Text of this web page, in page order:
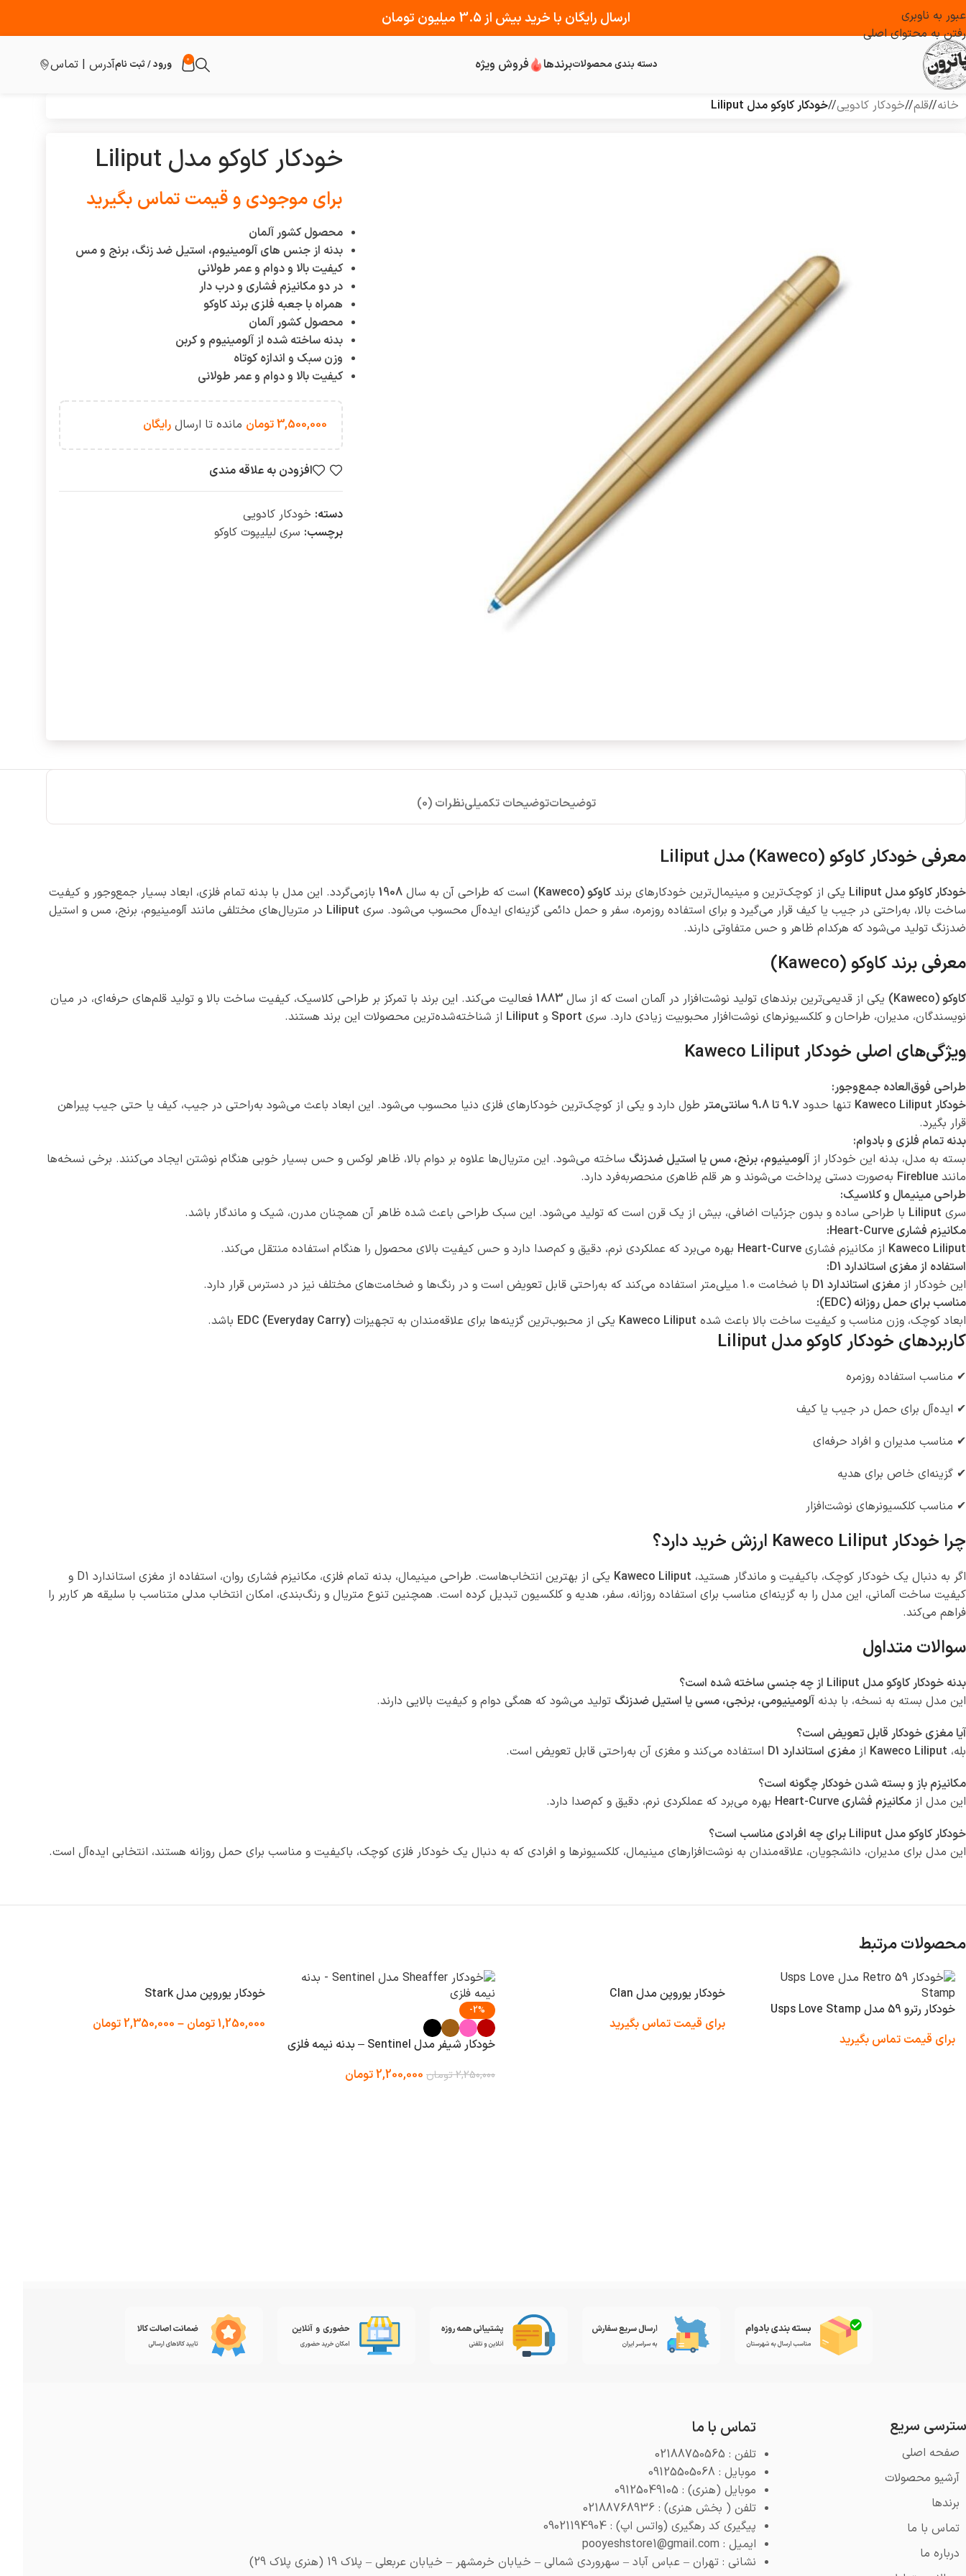
عبور به ناوبری
رفتن به محتوای اصلی
ارسال رایگان با خرید بیش از 3.5 میلیون تومان
دسته بندی محصولاتبرندها فروش ویژه 0 ورود / ثبت نامآدرس | تماس
خانه/ قلم/ خودکار کادویی/ خودکار کاوکو مدل Liliput
خودکار کاوکو مدل Liliput
برای موجودی و قیمت تماس بگیرید
محصول کشور آلمان
بدنه از جنس های آلومینیوم، استیل ضد زنگ، برنج و مس
کیفیت بالا و دوام و عمر طولانی
در دو مکانیزم فشاری و درب دار
همراه با جعبه فلزی برند کاوکو
محصول کشور آلمان
بدنه ساخته شده از آلومینیوم و کربن
وزن سبک و اندازه کوتاه
کیفیت بالا و دوام و عمر طولانی
3,500,000تومان مانده تا ارسالرایگان
افزودن به علاقه مندی
دسته: خودکار کادویی
برچسب: سری لیلیپوت کاوکو
توضیحاتتوضیحات تکمیلینظرات (0)
معرفی خودکار کاوکو (Kaweco) مدل Liliput
خودکار کاوکو مدل Liliput یکی از کوچک‌ترین و مینیمال‌ترین خودکارهای برندکاوکو (Kaweco) است که طراحی آن به سال 1908 بازمی‌گردد. این مدل با بدنه تمام فلزی، ابعاد بسیار جمع‌وجور و کیفیت
ساخت بالا، به‌راحتی در جیب یا کیف قرار می‌گیرد و برای استفاده روزمره، سفر و حمل دائمی گزینه‌ای ایده‌آل محسوب می‌شود. سری Liliput در متریال‌های مختلفی مانند آلومینیوم، برنج، مس و استیل
ضدزنگ تولید می‌شود که هرکدام ظاهر و حس متفاوتی دارند.
معرفی برند کاوکو (Kaweco)
کاوکو (Kaweco) یکی از قدیمی‌ترین برندهای تولید نوشت‌افزار در آلمان است که از سال 1883 فعالیت می‌کند. این برند با تمرکز بر طراحی کلاسیک، کیفیت ساخت بالا و تولید قلم‌های حرفه‌ای، در میان
نویسندگان، مدیران، طراحان و کلکسیونرهای نوشت‌افزار محبوبیت زیادی دارد. سری Sport و Liliput از شناخته‌شده‌ترین محصولات این برند هستند.
ویژگی‌های اصلی خودکار Kaweco Liliput
طراحی فوق‌العاده جمع‌وجور:
خودکار Kaweco Liliput
تنها حدود 9.7 تا 9.8 سانتی‌متر
طول دارد و یکی از کوچک‌ترین خودکارهای فلزی دنیا محسوب می‌شود. این ابعاد باعث می‌شود به‌راحتی در جیب، کیف یا حتی جیب پیراهن
قرار بگیرد.
بدنه تمام فلزی و بادوام:
بسته به مدل، بدنه این خودکار از آلومینیوم، برنج، مس یا استیل ضدزنگ ساخته می‌شود. این متریال‌ها علاوه بر دوام بالا، ظاهر لوکس و حس بسیار خوبی هنگام نوشتن ایجاد می‌کنند. برخی نسخه‌ها
مانند Fireblue به‌صورت دستی پرداخت می‌شوند و هر قلم ظاهری منحصربه‌فرد دارد.
طراحی مینیمال و کلاسیک:
سری Liliput با طراحی ساده و بدون جزئیات اضافی، بیش از یک قرن است که تولید می‌شود. این سبک طراحی باعث شده ظاهر آن همچنان مدرن، شیک و ماندگار باشد.
مکانیزم فشاری Heart-Curve:
Kaweco Liliput از مکانیزم فشاری Heart-Curve بهره می‌برد که عملکردی نرم، دقیق و کم‌صدا دارد و حس کیفیت بالای محصول را هنگام استفاده منتقل می‌کند.
استفاده از مغزی استاندارد D1:
این خودکار از مغزی استاندارد D1
با ضخامت 1.0 میلی‌متر استفاده می‌کند که به‌راحتی قابل تعویض است و در رنگ‌ها و ضخامت‌های مختلف نیز در دسترس قرار دارد.
مناسب برای حمل روزانه (EDC):
ابعاد کوچک، وزن مناسب و کیفیت ساخت بالا باعث شده Kaweco Liliput یکی از محبوب‌ترین گزینه‌ها برای علاقه‌مندان به تجهیزات EDC (Everyday Carry) باشد.
کاربردهای خودکار کاوکو مدل Liliput
✔ مناسب استفاده روزمره
✔ ایده‌آل برای حمل در جیب یا کیف
✔ مناسب مدیران و افراد حرفه‌ای
✔ گزینه‌ای خاص برای هدیه
✔ مناسب کلکسیونرهای نوشت‌افزار
چرا خودکار Kaweco Liliput ارزش خرید دارد؟
اگر به دنبال یک خودکار کوچک، باکیفیت و ماندگار هستید، Kaweco Liliput
یکی از بهترین انتخاب‌هاست. طراحی مینیمال، بدنه تمام فلزی، مکانیزم فشاری روان، استفاده از مغزی استاندارد D1 و
کیفیت ساخت آلمانی، این مدل را به گزینه‌ای مناسب برای استفاده روزانه، سفر، هدیه و کلکسیون تبدیل کرده است. همچنین تنوع متریال و رنگ‌بندی، امکان انتخاب مدلی متناسب با سلیقه هر کاربر را
فراهم می‌کند.
سوالات متداول
بدنه خودکار کاوکو مدل Liliput از چه جنسی ساخته شده است؟
این مدل بسته به نسخه، با بدنه آلومینیومی، برنجی، مسی یا استیل ضدزنگ تولید می‌شود که همگی دوام و کیفیت بالایی دارند.
آیا مغزی خودکار قابل تعویض است؟
بله، Kaweco Liliput از مغزی استاندارد D1
استفاده می‌کند و مغزی آن به‌راحتی قابل تعویض است.
مکانیزم باز و بسته شدن خودکار چگونه است؟
این مدل از مکانیزم فشاری Heart-Curve
بهره می‌برد که عملکردی نرم، دقیق و کم‌صدا دارد.
خودکار کاوکو مدل Liliput برای چه افرادی مناسب است؟
این مدل برای مدیران، دانشجویان، علاقه‌مندان به نوشت‌افزارهای مینیمال، کلکسیونرها و افرادی که به دنبال یک خودکار فلزی کوچک، باکیفیت و مناسب برای حمل روزانه هستند، انتخابی ایده‌آل است.
محصولات مرتبط
خودکار رترو 59 مدل Usps Love Stamp
برای قیمت تماس بگیرید
خودکار یوروپن مدل Clan
برای قیمت تماس بگیرید
-2%
خودکار شیفر مدل Sentinel – بدنه نیمه فلزی
2,250,000تومان 2,200,000تومان
خودکار یوروپن مدل Stark
1,250,000تومان –
2,350,000تومان
سریع
صفحه اصلی
آرشیو محصولات
برندها
تماس با ما
درباره ما
تماس با ما
تلفن : 02188750565
موبایل : 09125505068
موبایل (هنری) : 09125049105
تلفن ( بخش هنری) : 02188768936
پیگیری کد رهگیری (واتس اپ) : 09021194904
ایمیل : pooyeshstore1@gmail.com
نشانی : تهران – عباس آباد – سهروردی شمالی – خیابان خرمشهر – خیابان عربعلی – پلاک 19 (هنری پلاک 29)